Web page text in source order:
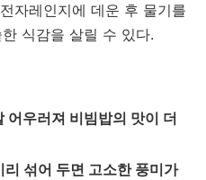
자레인지에 데운 후 물기를
식감을 살릴 수 있다.
어우러져 비빔밥의 맛이 더
섞어 두면 고소한 풍미가